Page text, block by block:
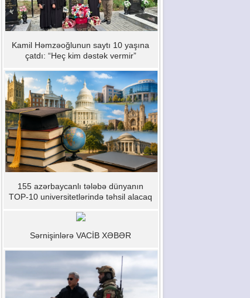
Kamil Həmzəoğlunun saytı 10 yaşına
çatdı: “Heç kim dəstək vermir”
155 azərbaycanlı tələbə dünyanın
TOP-10 universitetlərində təhsil alacaq
Sərnişinlərə VACİB XƏBƏR